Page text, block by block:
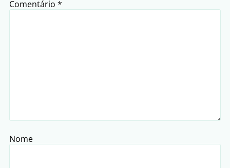
Comentário *
Nome